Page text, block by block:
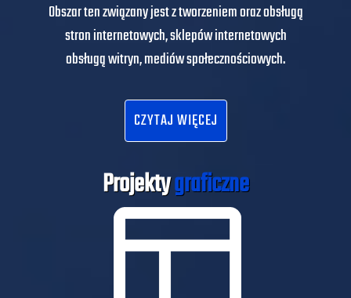
Obszar ten związany jest z tworzeniem oraz obsługą
stron internetowych, sklepów internetowych
obsługą witryn, mediów społecznościowych.
CZYTAJ WIĘCEJ
Projektygraficzne